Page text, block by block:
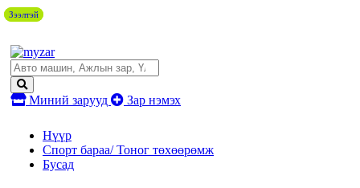
Миний зарууд Зар нэмэх
Нүүр
Спорт бараа/ Тоног төхөөрөмж
Бусад
Зээлтэй
Зээлтэй